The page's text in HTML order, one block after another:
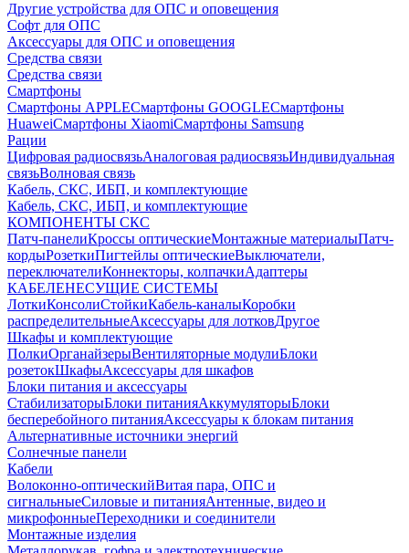
Другие устройства для ОПС и оповещения
Софт для ОПС
Аксессуары для ОПС и оповещения
Средства связи
Средства связи
Смартфоны
Смартфоны APPLEСмартфоны GOOGLEСмартфоны
HuaweiСмартфоны XiaomiСмартфоны Samsung
Рации
Цифровая радиосвязьАналоговая радиосвязьИндивидуальная
связьВолновая связь
Кабель, СКС, ИБП, и комплектующие
Кабель, СКС, ИБП, и комплектующие
КОМПОНЕНТЫ СКС
Патч-панелиКроссы оптическиеМонтажные материалыПатч-
кордыРозеткиПигтейлы оптическиеВыключатели,
переключателиКоннекторы, колпачкиАдаптеры
КАБЕЛЕНЕСУЩИЕ СИСТЕМЫ
ЛоткиКонсолиСтойкиКабель-каналыКоробки
распределительныеАксессуары для лотковДругое
Шкафы и комплектующие
ПолкиОрганайзерыВентиляторные модулиБлоки
розетокШкафыАксессуары для шкафов
Блоки питания и аксессуары
СтабилизаторыБлоки питанияАккумуляторыБлоки
бесперебойного питанияАксессуары к блокам питания
Альтернативные источники энергий
Солнечные панели
Кабели
Волоконно-оптическийВитая пара, ОПС и
сигнальныеСиловые и питанияАнтенные, видео и
микрофонныеПереходники и соединители
Монтажные изделия